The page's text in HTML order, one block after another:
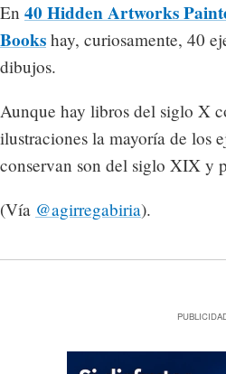
En 40 Hidden Artworks
Books hay, curiosamente, 40
dibujos.
Aunque hay libros del siglo X
ilustraciones la mayoría de los
conservan son del siglo XIX y
(Vía @agirregabiria).